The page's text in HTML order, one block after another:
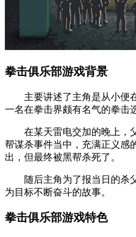
拳击俱乐部游戏背景
主要讲述了主角是从小便
一名在拳击界颇有名气的拳击
在某天雷电交加的晚上，
帮谋杀事件当中，充满正义感
出，但最终被黑帮杀死了。
随后主角为了报当日的杀
为目标不断奋斗的故事。
拳击俱乐部游戏特色